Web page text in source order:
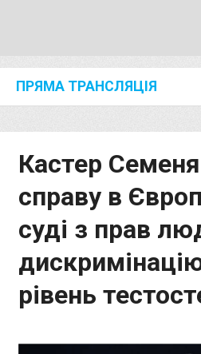
ПРЯМА ТРАНСЛЯЦІЯ
Кастер
справу в
суді з прав
рівень